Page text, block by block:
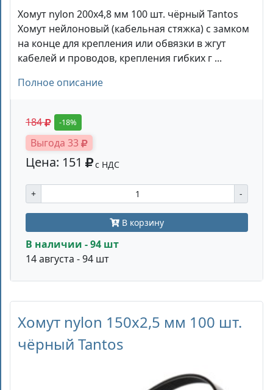
Хомут nylon 200x4,8 мм 100 шт. чёрный Tantos
Хомут нейлоновый (кабельная стяжка) с замком
на конце для крепления или обвязки в жгут
кабелей и проводов, крепления гибких г ...
Полное описание
184 -18%
Выгода 33
Цена: 151 с НДС
+ -
В корзину
В наличии - 94 шт
14 августа - 94 шт
Хомут nylon 150x2,5 мм 100 шт.
чёрный Tantos